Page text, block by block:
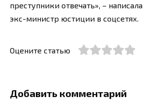
преступники отвечать», –
экс-министр юстиции в соцсетях.
Оцените статью
Добавить комментарий